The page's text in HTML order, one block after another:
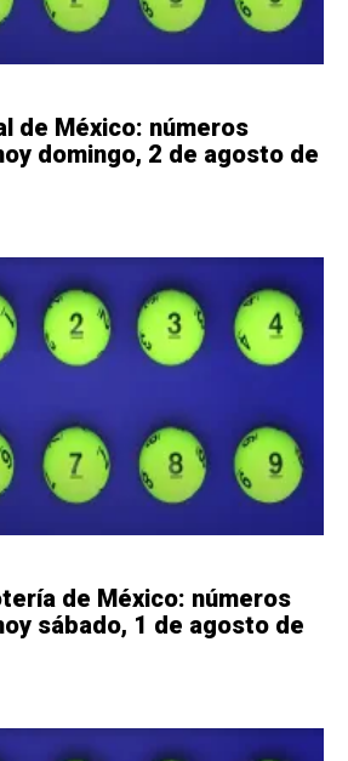
de México: números
domingo, 2 de agosto de
de México: números
sábado, 1 de agosto de